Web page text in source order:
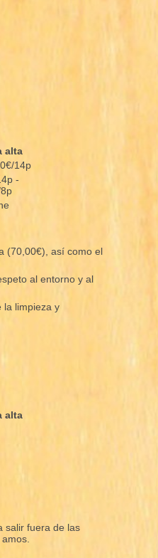
alta
14p
-
(70,00€), así como el
al entorno y al
la limpieza y
alta
salir fuera de las